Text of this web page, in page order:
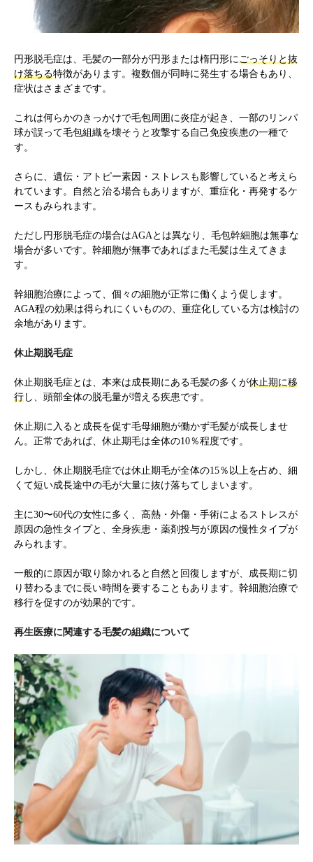
円形脱毛症は、毛髪の一部分が円形または楕円形に ごっそりと抜
け落ちる特徴があります。複数個が同時に発生する場合もあり、
症状はさまざまです。
これは何らかのきっかけで毛包周囲に炎症が起き、一部のリンパ
球が誤って毛包組織を壊そうと攻撃する自己免疫疾患の一種で
す。
さらに、遺伝・アトピー素因・ストレスも影響していると考えら
れています。自然と治る場合もありますが、重症化・再発するケ
ースもみられます。
ただし円形脱毛症の場合はAGAとは異なり、毛包幹細胞は無事な
場合が多いです。幹細胞が無事であればまた毛髪は生えてきま
す。
幹細胞治療によって、個々の細胞が正常に働くよう促します。
AGA程の効果は得られにくいものの、重症化している方は検討の
余地があります。
休止期脱毛症
休止期脱毛症とは、本来は成長期にある毛髪の多くが休止期に移
行 し、頭部全体の脱毛量が増える疾患です。
休止期に入ると成長を促す毛母細胞が働かず毛髪が成長しませ
ん。正常であれば、休止期毛は全体の10％程度です。
しかし、休止期脱毛症では休止期毛が全体の15％以上を占め、細
くて短い成長途中の毛が大量に抜け落ちてしまいます。
主に30〜60代の女性に多く、高熱・外傷・手術によるストレスが
原因の急性タイプと、全身疾患・薬剤投与が原因の慢性タイプが
みられます。
一般的に原因が取り除かれると自然と回復しますが、成長期に切
り替わるまでに長い時間を要することもあります。幹細胞治療で
移行を促すのが効果的です。
再生医療に関連する毛髪の組織について